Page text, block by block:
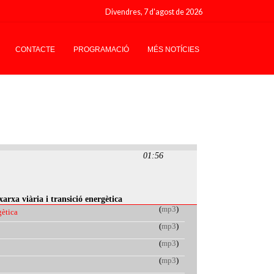
Divendres, 7 d'agost de 2026
CONTACTE PROGRAMACIÓ MÉS NOTÍCIES